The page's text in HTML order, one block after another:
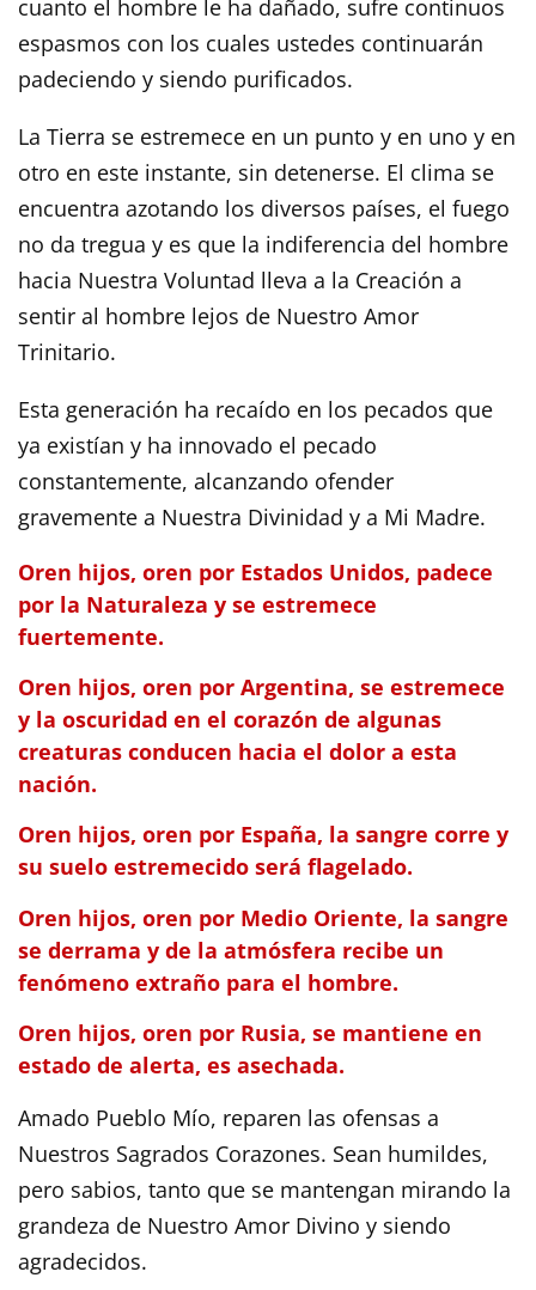
cuanto el hombre le ha dañado, sufre continuos
espasmos con los cuales ustedes continuarán
padeciendo y siendo purificados.
La Tierra se estremece en un punto y en uno y en
otro en este instante, sin detenerse. El clima se
encuentra azotando los diversos países, el fuego
no da tregua y es que la indiferencia del hombre
hacia Nuestra Voluntad lleva a la Creación a
sentir al hombre lejos de Nuestro Amor
Trinitario.
Esta generación ha recaído en los pecados que
ya existían y ha innovado el pecado
constantemente, alcanzando ofender
gravemente a Nuestra Divinidad y a Mi Madre.
Oren hijos, oren por Estados Unidos, padece
por la Naturaleza y se estremece
fuertemente.
Oren hijos, oren por Argentina, se estremece
y la oscuridad en el corazón de algunas
creaturas conducen hacia el dolor a esta
nación.
Oren hijos, oren por España, la sangre corre y
su suelo estremecido será flagelado.
Oren hijos, oren por Medio Oriente, la sangre
se derrama y de la atmósfera recibe un
fenómeno extraño para el hombre.
Oren hijos, oren por Rusia, se mantiene en
estado de alerta, es asechada.
Amado Pueblo Mío, reparen las ofensas a
Nuestros Sagrados Corazones. Sean humildes,
pero sabios, tanto que se mantengan mirando la
grandeza de Nuestro Amor Divino y siendo
agradecidos.